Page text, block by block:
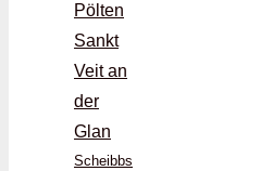
Pölten
Sankt
Veit an
der
Glan
Scheibbs